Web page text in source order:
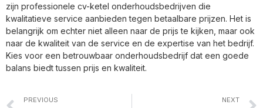
zijn professionele cv-ketel onderhoudsbedrijven die
kwalitatieve service aanbieden tegen betaalbare prijzen. Het is
belangrijk om echter niet alleen naar de prijs te kijken, maar ook
naar de kwaliteit van de service en de expertise van het bedrijf.
Kies voor een betrouwbaar onderhoudsbedrijf dat een goede
balans biedt tussen prijs en kwaliteit.
PREVIOUS NEXT